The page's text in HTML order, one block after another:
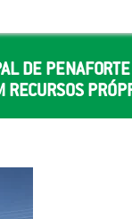
DE
RECURSOS